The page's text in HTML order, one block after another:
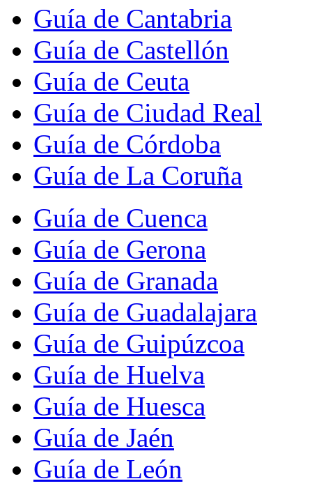
Guía de Cantabria
Guía de Castellón
Guía de Ceuta
Guía de Ciudad Real
Guía de Córdoba
Guía de La Coruña
Guía de Cuenca
Guía de Gerona
Guía de Granada
Guía de Guadalajara
Guía de Guipúzcoa
Guía de Huelva
Guía de Huesca
Guía de Jaén
Guía de León